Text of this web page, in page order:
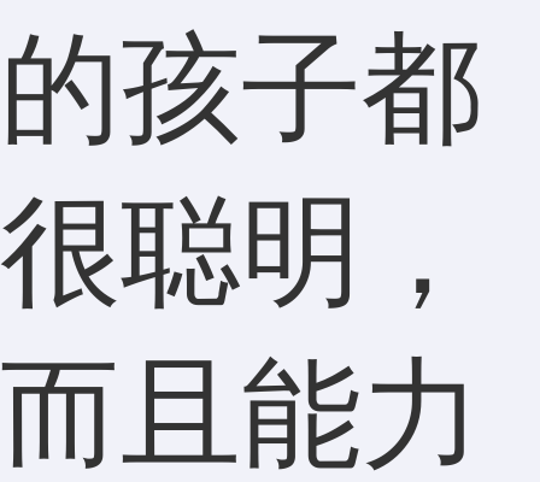
的孩子都
很聪明，
而且能力